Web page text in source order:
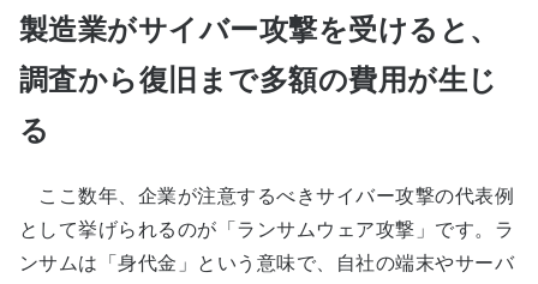
製造業がサイバー攻撃を受けると、
調査から復旧まで多額の費用が生じ
る
ここ数年、企業が注意するべきサイバー攻撃の代表例
として挙げられるのが「ランサムウェア攻撃」です。ラ
ンサムは「身代金」という意味で、自社の端末やサーバ